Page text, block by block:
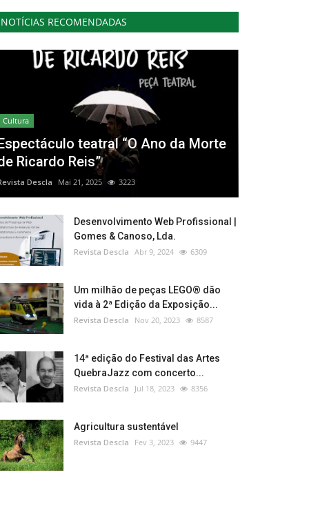
NOTÍCIAS RECOMENDADAS
Cultura
teatral “O Ano da Morte
Ricardo Reis”
Descla Mai 21, 2025 3223
Desenvolvimento Web Profissional |
Gomes & Canoso, Lda.
Revista Descla Abr 9, 2024 6309
Um milhão de peças LEGO® dão
vida à 2ª Edição da Exposição...
Revista Descla Nov 20, 2023 8587
14ª edição do Festival das Artes
QuebraJazz com concerto...
Revista Descla Jul 18, 2023 8356
Agricultura sustentável
Revista Descla Fev 3, 2023 9447